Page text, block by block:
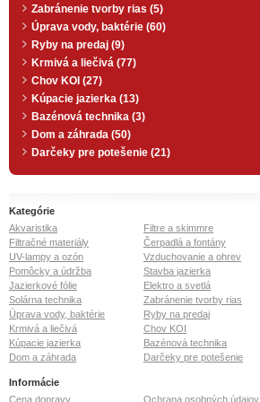
Zabránenie tvorby rias (5)
Úprava vody, baktérie (60)
Ryby na predaj (9)
Krmivá a liečivá (77)
Chov KOI (27)
Kúpacie jazierka (13)
Bazénová technika (3)
Dom a záhrada (50)
Darčeky pre potešenie (21)
Kategórie
Akvaristika
Filtre a skimmre
Filtračné materiály
Čerpadlá a fontány
UV-lampy a ozón
Vzduchovanie a ohrev
Pomôcky a údržba
Stavba jazierka
Jazierkové fólie
Elektro a svetlá
Solárna technika
Zabránenie tvorby rias
Úprava vody, baktérie
Ryby na predaj
Krmivá a liečivá
Chov KOI
Kúpacie jazierka
Bazénová technika
Dom a záhrada
Darčeky pre potešenie
Informácie
Cena dopravy
Ochrana osobných údajov